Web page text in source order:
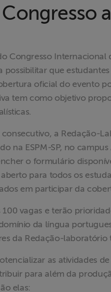
Congresso
possibilitar que
oficial do evento
tem como objetivo
consecutivo, a Redação-
na ESPM-SP, no
o formulário
para todos os
em participar da
100 vagas e terão
da língua
da Redação-
as atividades
para além da
elas: